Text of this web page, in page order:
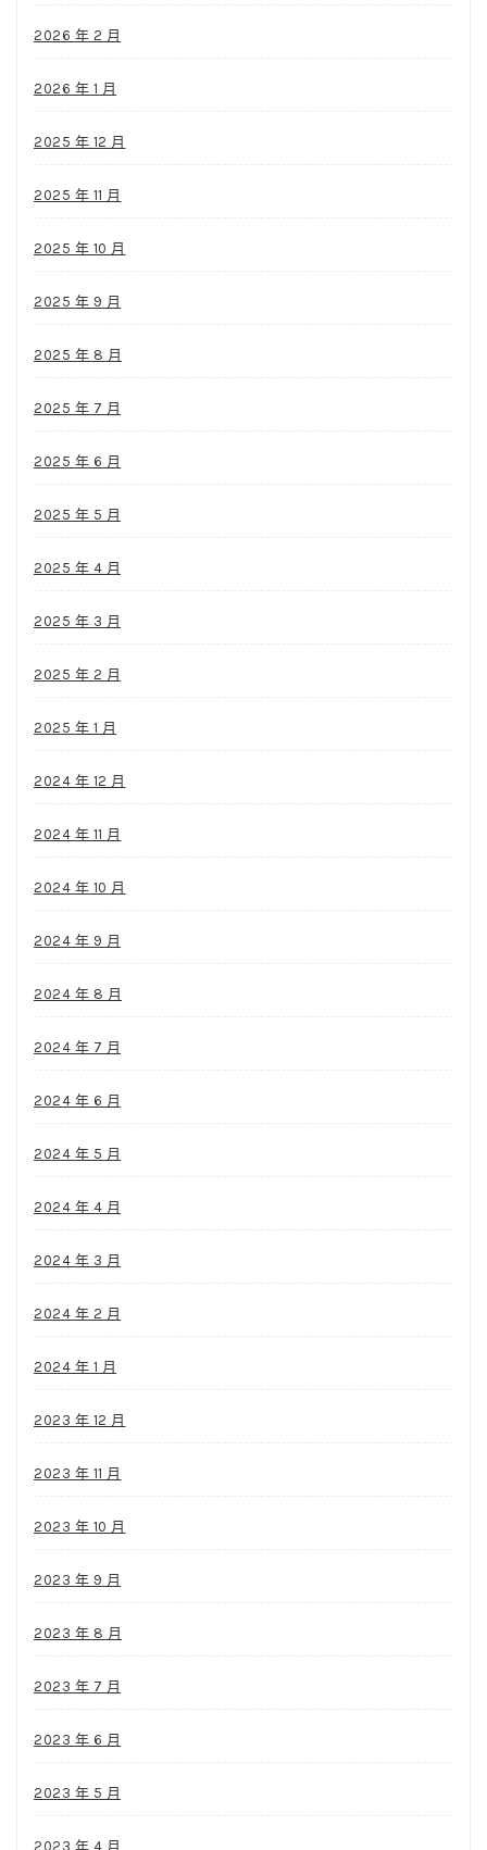
2026 年 2 月
2026 年 1 月
2025 年 12 月
2025 年 11 月
2025 年 10 月
2025 年 9 月
2025 年 8 月
2025 年 7 月
2025 年 6 月
2025 年 5 月
2025 年 4 月
2025 年 3 月
2025 年 2 月
2025 年 1 月
2024 年 12 月
2024 年 11 月
2024 年 10 月
2024 年 9 月
2024 年 8 月
2024 年 7 月
2024 年 6 月
2024 年 5 月
2024 年 4 月
2024 年 3 月
2024 年 2 月
2024 年 1 月
2023 年 12 月
2023 年 11 月
2023 年 10 月
2023 年 9 月
2023 年 8 月
2023 年 7 月
2023 年 6 月
2023 年 5 月
2023 年 4 月